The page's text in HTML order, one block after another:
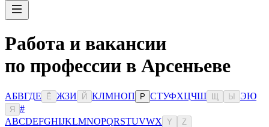
Работа и вакансии
по профессии в Арсеньеве
АБВГДЕ Ё ЖЗИ Й КЛМНОП Р СТУФХЦЧШ Ы ЭЮ
Я
#
ABCDEFGHIJKLMNOPQRSTUVWX Y Z